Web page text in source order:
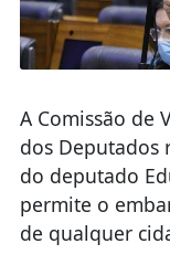
A Comissão de
dos Deputados
do deputado
permite o
de qualquer